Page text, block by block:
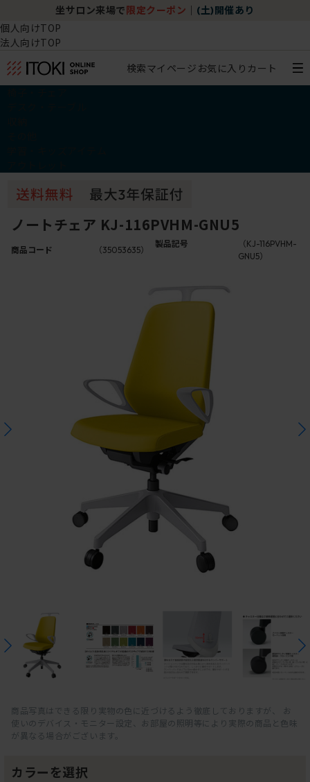
坐サロン来場で 限定クーポン (土)開催あり
個人向けTOP
法人向けTOP
検索マイページ お気に入り カート
ノートチェア KJ-116PVHM-GNU5
商品コード （35053635）
製品記号
（KJ-116PVHM-
GNU5）
商品写真はできる限り実物の色に近づけるよう徹底しておりますが、 お
使いのデバイス・モニター設定、お部屋の照明等により実際の商品と色味
が異なる場合がございます。
カラーを選択